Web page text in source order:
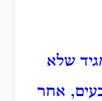
שלא
אחר